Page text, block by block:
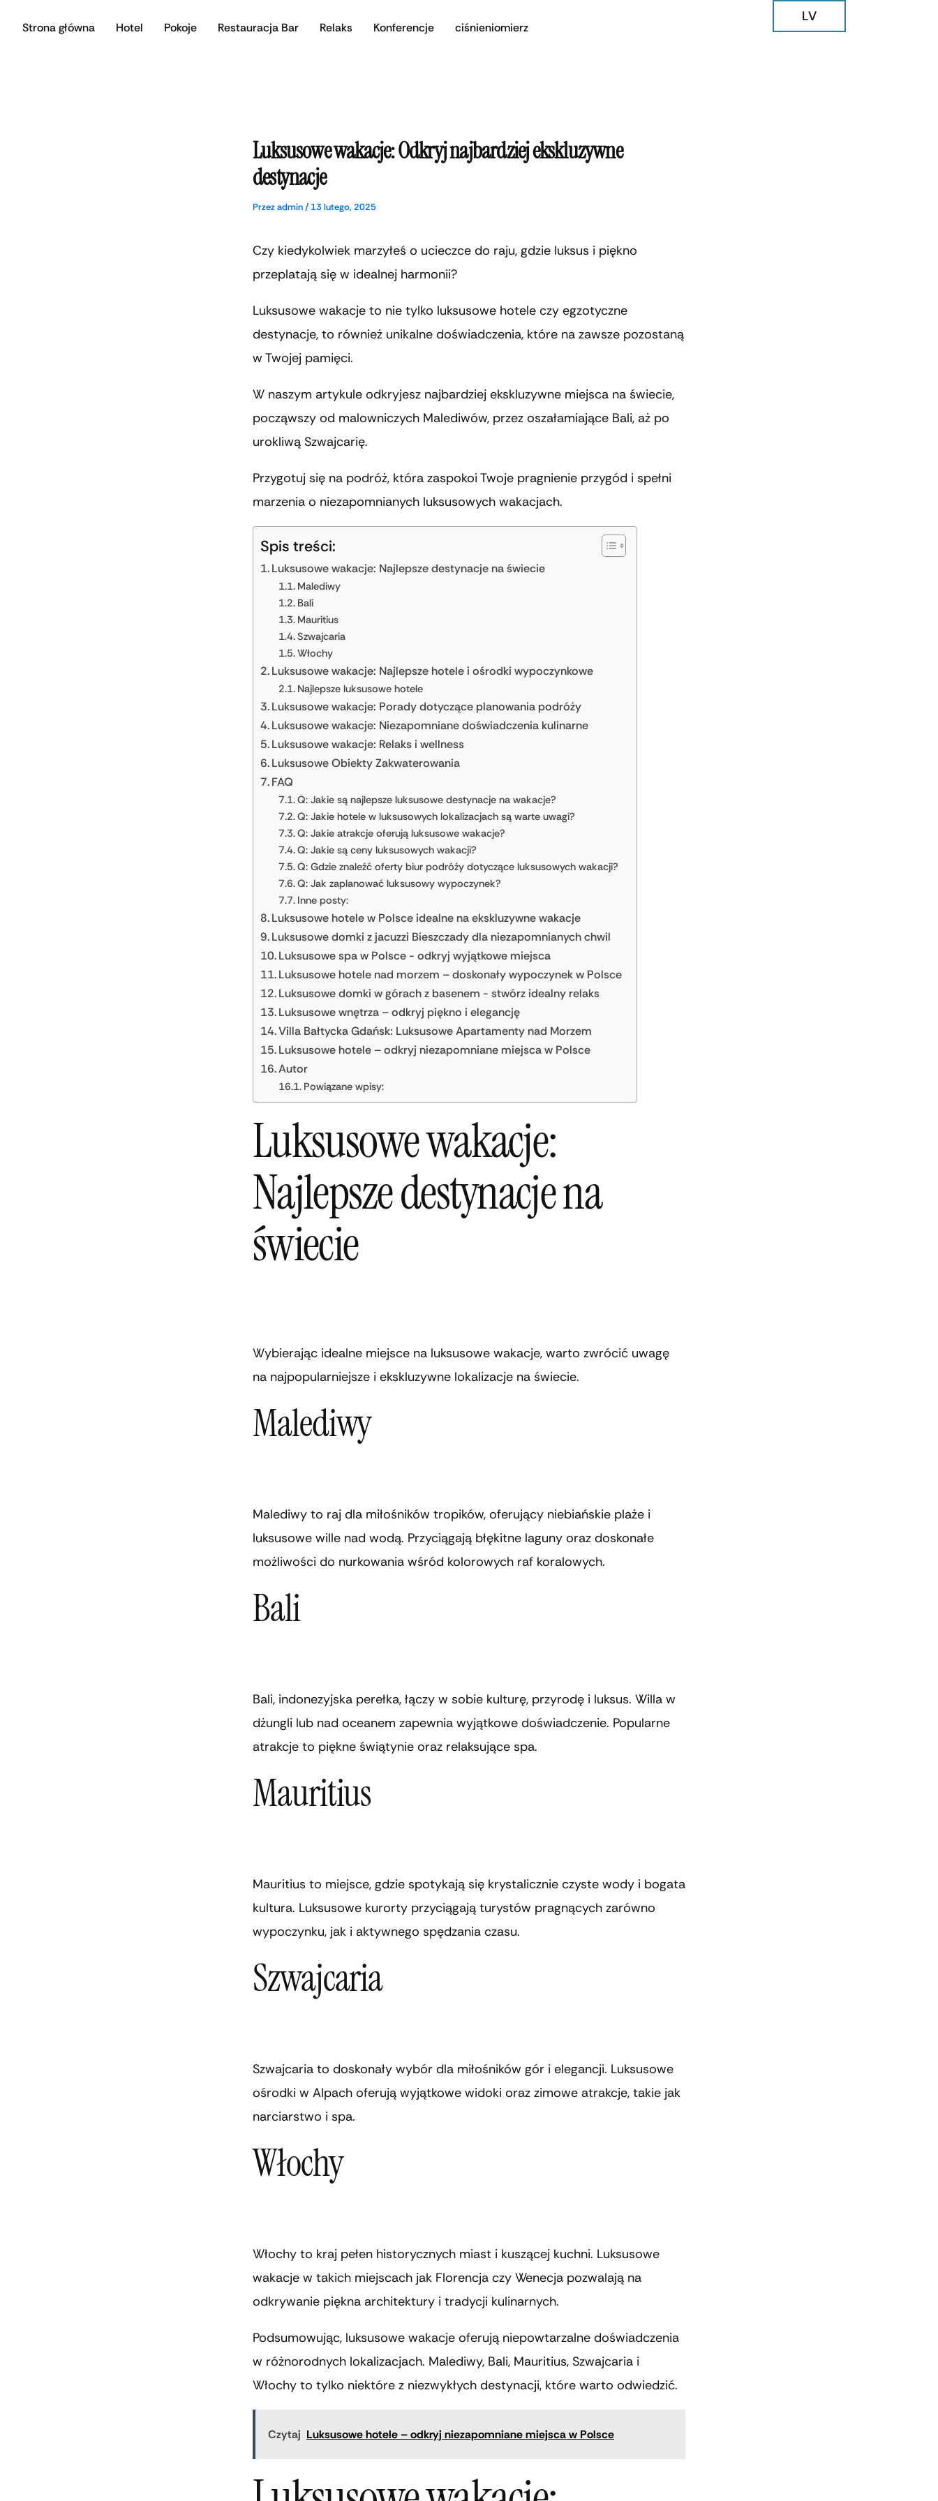
Strona główna Hotel Pokoje Restauracja Bar Relaks Konferencje ciśnieniomierz
LV
Luksusowe wakacje: Odkryj najbardziej ekskluzywne
destynacje
Przezadmin/ 13 lutego, 2025
Czy kiedykolwiek marzyłeś o ucieczce do raju, gdzie luksus i piękno
przeplatają się w idealnej harmonii?
Luksusowe wakacje to nie tylko luksusowe hotele czy egzotyczne
destynacje, to również unikalne doświadczenia, które na zawsze pozostaną
w Twojej pamięci.
W naszym artykule odkryjesz najbardziej ekskluzywne miejsca na świecie,
począwszy od malowniczych Malediwów, przez oszałamiające Bali, aż po
urokliwą Szwajcarię.
Przygotuj się na podróż, która zaspokoi Twoje pragnienie przygód i spełni
marzenia o niezapomnianych luksusowych wakacjach.
Spis treści:
Luksusowe wakacje: Najlepsze destynacje na świecie
Malediwy
Bali
Mauritius
Szwajcaria
Włochy
Luksusowe wakacje: Najlepsze hotele i ośrodki wypoczynkowe
Najlepsze luksusowe hotele
Luksusowe wakacje: Porady dotyczące planowania podróży
Luksusowe wakacje: Niezapomniane doświadczenia kulinarne
Luksusowe wakacje: Relaks i wellness
Luksusowe Obiekty Zakwaterowania
FAQ
Q: Jakie są najlepsze luksusowe destynacje na wakacje?
Q: Jakie hotele w luksusowych lokalizacjach są warte uwagi?
Q: Jakie atrakcje oferują luksusowe wakacje?
Q: Jakie są ceny luksusowych wakacji?
Q: Gdzie znaleźć oferty biur podróży dotyczące luksusowych wakacji?
Q: Jak zaplanować luksusowy wypoczynek?
Inne posty:
Luksusowe hotele w Polsce idealne na ekskluzywne wakacje
Luksusowe domki z jacuzzi Bieszczady dla niezapomnianych chwil
Luksusowe spa w Polsce - odkryj wyjątkowe miejsca
Luksusowe hotele nad morzem – doskonały wypoczynek w Polsce
Luksusowe domki w górach z basenem - stwórz idealny relaks
Luksusowe wnętrza – odkryj piękno i elegancję
Villa Bałtycka Gdańsk: Luksusowe Apartamenty nad Morzem
Luksusowe hotele – odkryj niezapomniane miejsca w Polsce
Autor
Powiązane wpisy:
Luksusowe wakacje:
Najlepsze destynacje na
świecie
Wybierając idealne miejsce na luksusowe wakacje, warto zwrócić uwagę
na najpopularniejsze i ekskluzywne lokalizacje na świecie.
Malediwy
Malediwy to raj dla miłośników tropików, oferujący niebiańskie plaże i
luksusowe wille nad wodą. Przyciągają błękitne laguny oraz doskonałe
możliwości do nurkowania wśród kolorowych raf koralowych.
Bali
Bali, indonezyjska perełka, łączy w sobie kulturę, przyrodę i luksus. Willa w
dżungli lub nad oceanem zapewnia wyjątkowe doświadczenie. Popularne
atrakcje to piękne świątynie oraz relaksujące spa.
Mauritius
Mauritius to miejsce, gdzie spotykają się krystalicznie czyste wody i bogata
kultura. Luksusowe kurorty przyciągają turystów pragnących zarówno
wypoczynku, jak i aktywnego spędzania czasu.
Szwajcaria
Szwajcaria to doskonały wybór dla miłośników gór i elegancji. Luksusowe
ośrodki w Alpach oferują wyjątkowe widoki oraz zimowe atrakcje, takie jak
narciarstwo i spa.
Włochy
Włochy to kraj pełen historycznych miast i kuszącej kuchni. Luksusowe
wakacje w takich miejscach jak Florencja czy Wenecja pozwalają na
odkrywanie piękna architektury i tradycji kulinarnych.
Podsumowując, luksusowe wakacje oferują niepowtarzalne doświadczenia
w różnorodnych lokalizacjach. Malediwy, Bali, Mauritius, Szwajcaria i
Włochy to tylko niektóre z niezwykłych destynacji, które warto odwiedzić.
Czytaj Luksusowe hotele – odkryj niezapomniane miejsca w Polsce